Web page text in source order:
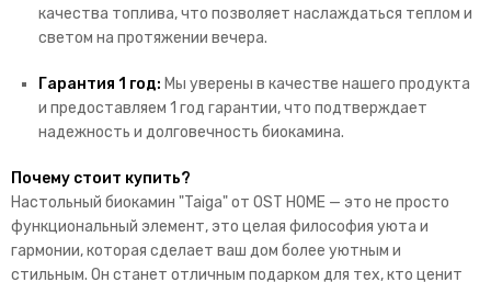
качества топлива, что позволяет наслаждаться теплом и
светом на протяжении вечера.
Гарантия 1 год: Мы уверены в качестве нашего продукта
и предоставляем 1 год гарантии, что подтверждает
надежность и долговечность биокамина.
Почему стоит купить?
Настольный биокамин "Taiga" от OST HOME — это не просто
функциональный элемент, это целая философия уюта и
гармонии, которая сделает ваш дом более уютным и
стильным. Он станет отличным подарком для тех, кто ценит